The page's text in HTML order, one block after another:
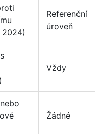
Referenční
úroveň
Vždy
Žádné